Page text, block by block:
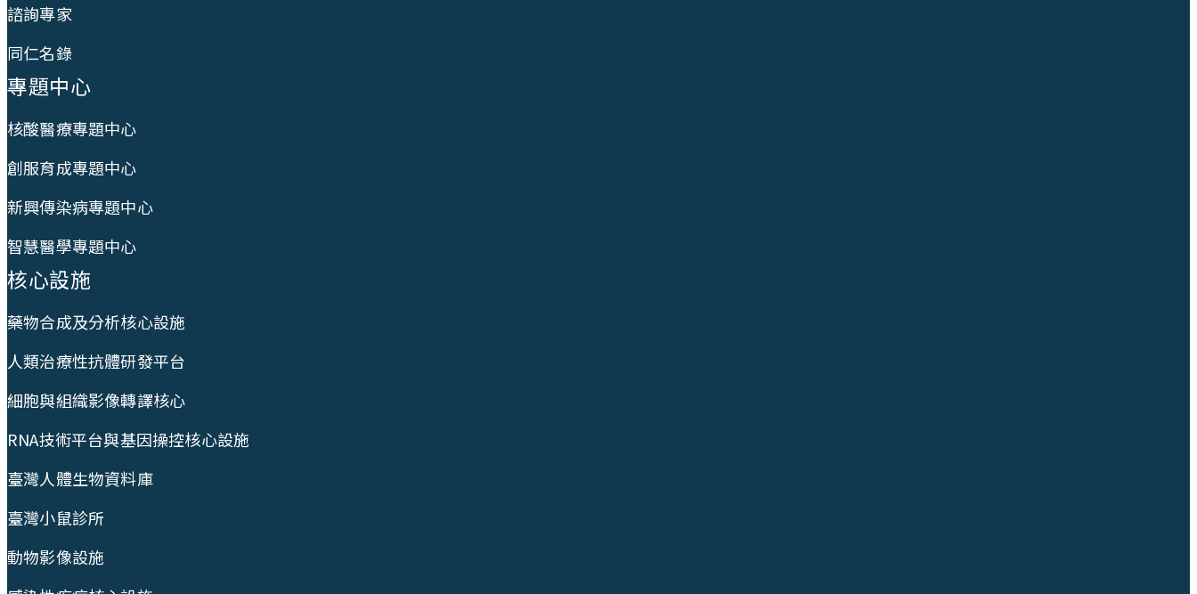
諮詢專家
同仁名錄
專題中心
核酸醫療專題中心
創服育成專題中心
新興傳染病專題中心
智慧醫學專題中心
核心設施
藥物合成及分析核心設施
人類治療性抗體研發平台
細胞與組織影像轉譯核心
RNA技術平台與基因操控核心設施
臺灣人體生物資料庫
臺灣小鼠診所
動物影像設施